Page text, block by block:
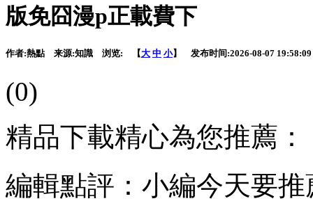
版免囧漫p正載費下
作者:熱點 来源:知識 浏览: 【大 中 小】 发布时间:2026-08-07 19:58:09
(0)
精品下載精心為您推薦：
編輯點評：小編今天要